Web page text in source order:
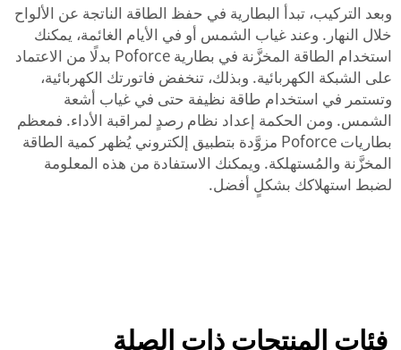
وبعد التركيب، تبدأ البطارية في حفظ الطاقة الناتجة عن الألواح
خلال النهار. وعند غياب الشمس أو في الأيام الغائمة، يمكنك
استخدام الطاقة المخزَّنة في بطارية Poforce بدلًا من الاعتماد
على الشبكة الكهربائية. وبذلك، تنخفض فاتورتك الكهربائية،
وتستمر في استخدام طاقة نظيفة حتى في غياب أشعة
الشمس. ومن الحكمة إعداد نظام رصدٍ لمراقبة الأداء. فمعظم
بطاريات Poforce مزوَّدة بتطبيق إلكتروني يُظهر كمية الطاقة
المخزَّنة والمُستهلكة. ويمكنك الاستفادة من هذه المعلومة
لضبط استهلاكك بشكلٍ أفضل.
فئات المنتجات ذات الصلة